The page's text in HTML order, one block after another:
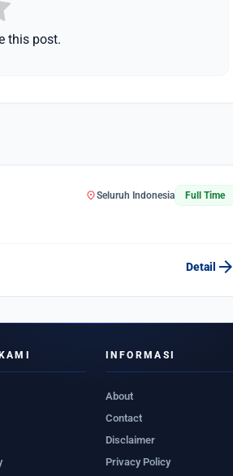
this post.
location_onSeluruh Indonesia Full Time
Detail arrow_forward
INFORMASI
About
Contact
Disclaimer
Privacy Policy